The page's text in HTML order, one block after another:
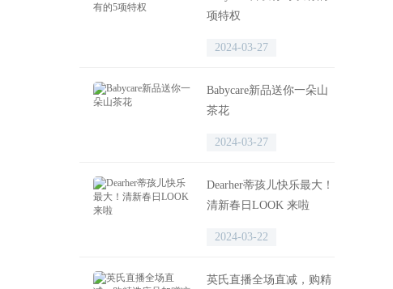
项特权
2024-03-27
Babycare新品送你一朵山
茶花
2024-03-27
Dearher蒂孩儿快乐最大！
清新春日LOOK 来啦
2024-03-22
英氏直播全场直减，购精